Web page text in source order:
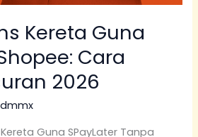
Kereta Guna
Cara
2026
Guna SPayLater Tanpa